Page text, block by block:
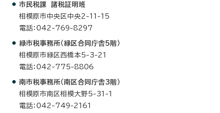
市民税課 諸税証明班
相模原市中央区中央2-11-15
電話：042-769-8297
緑市税事務所（緑区合同庁舎5階）
相模原市緑区西橋本5-3-21
電話：042-775-8806
南市税事務所（南区合同庁舎3階）
相模原市南区相模大野5-31-1
電話：042-749-2161